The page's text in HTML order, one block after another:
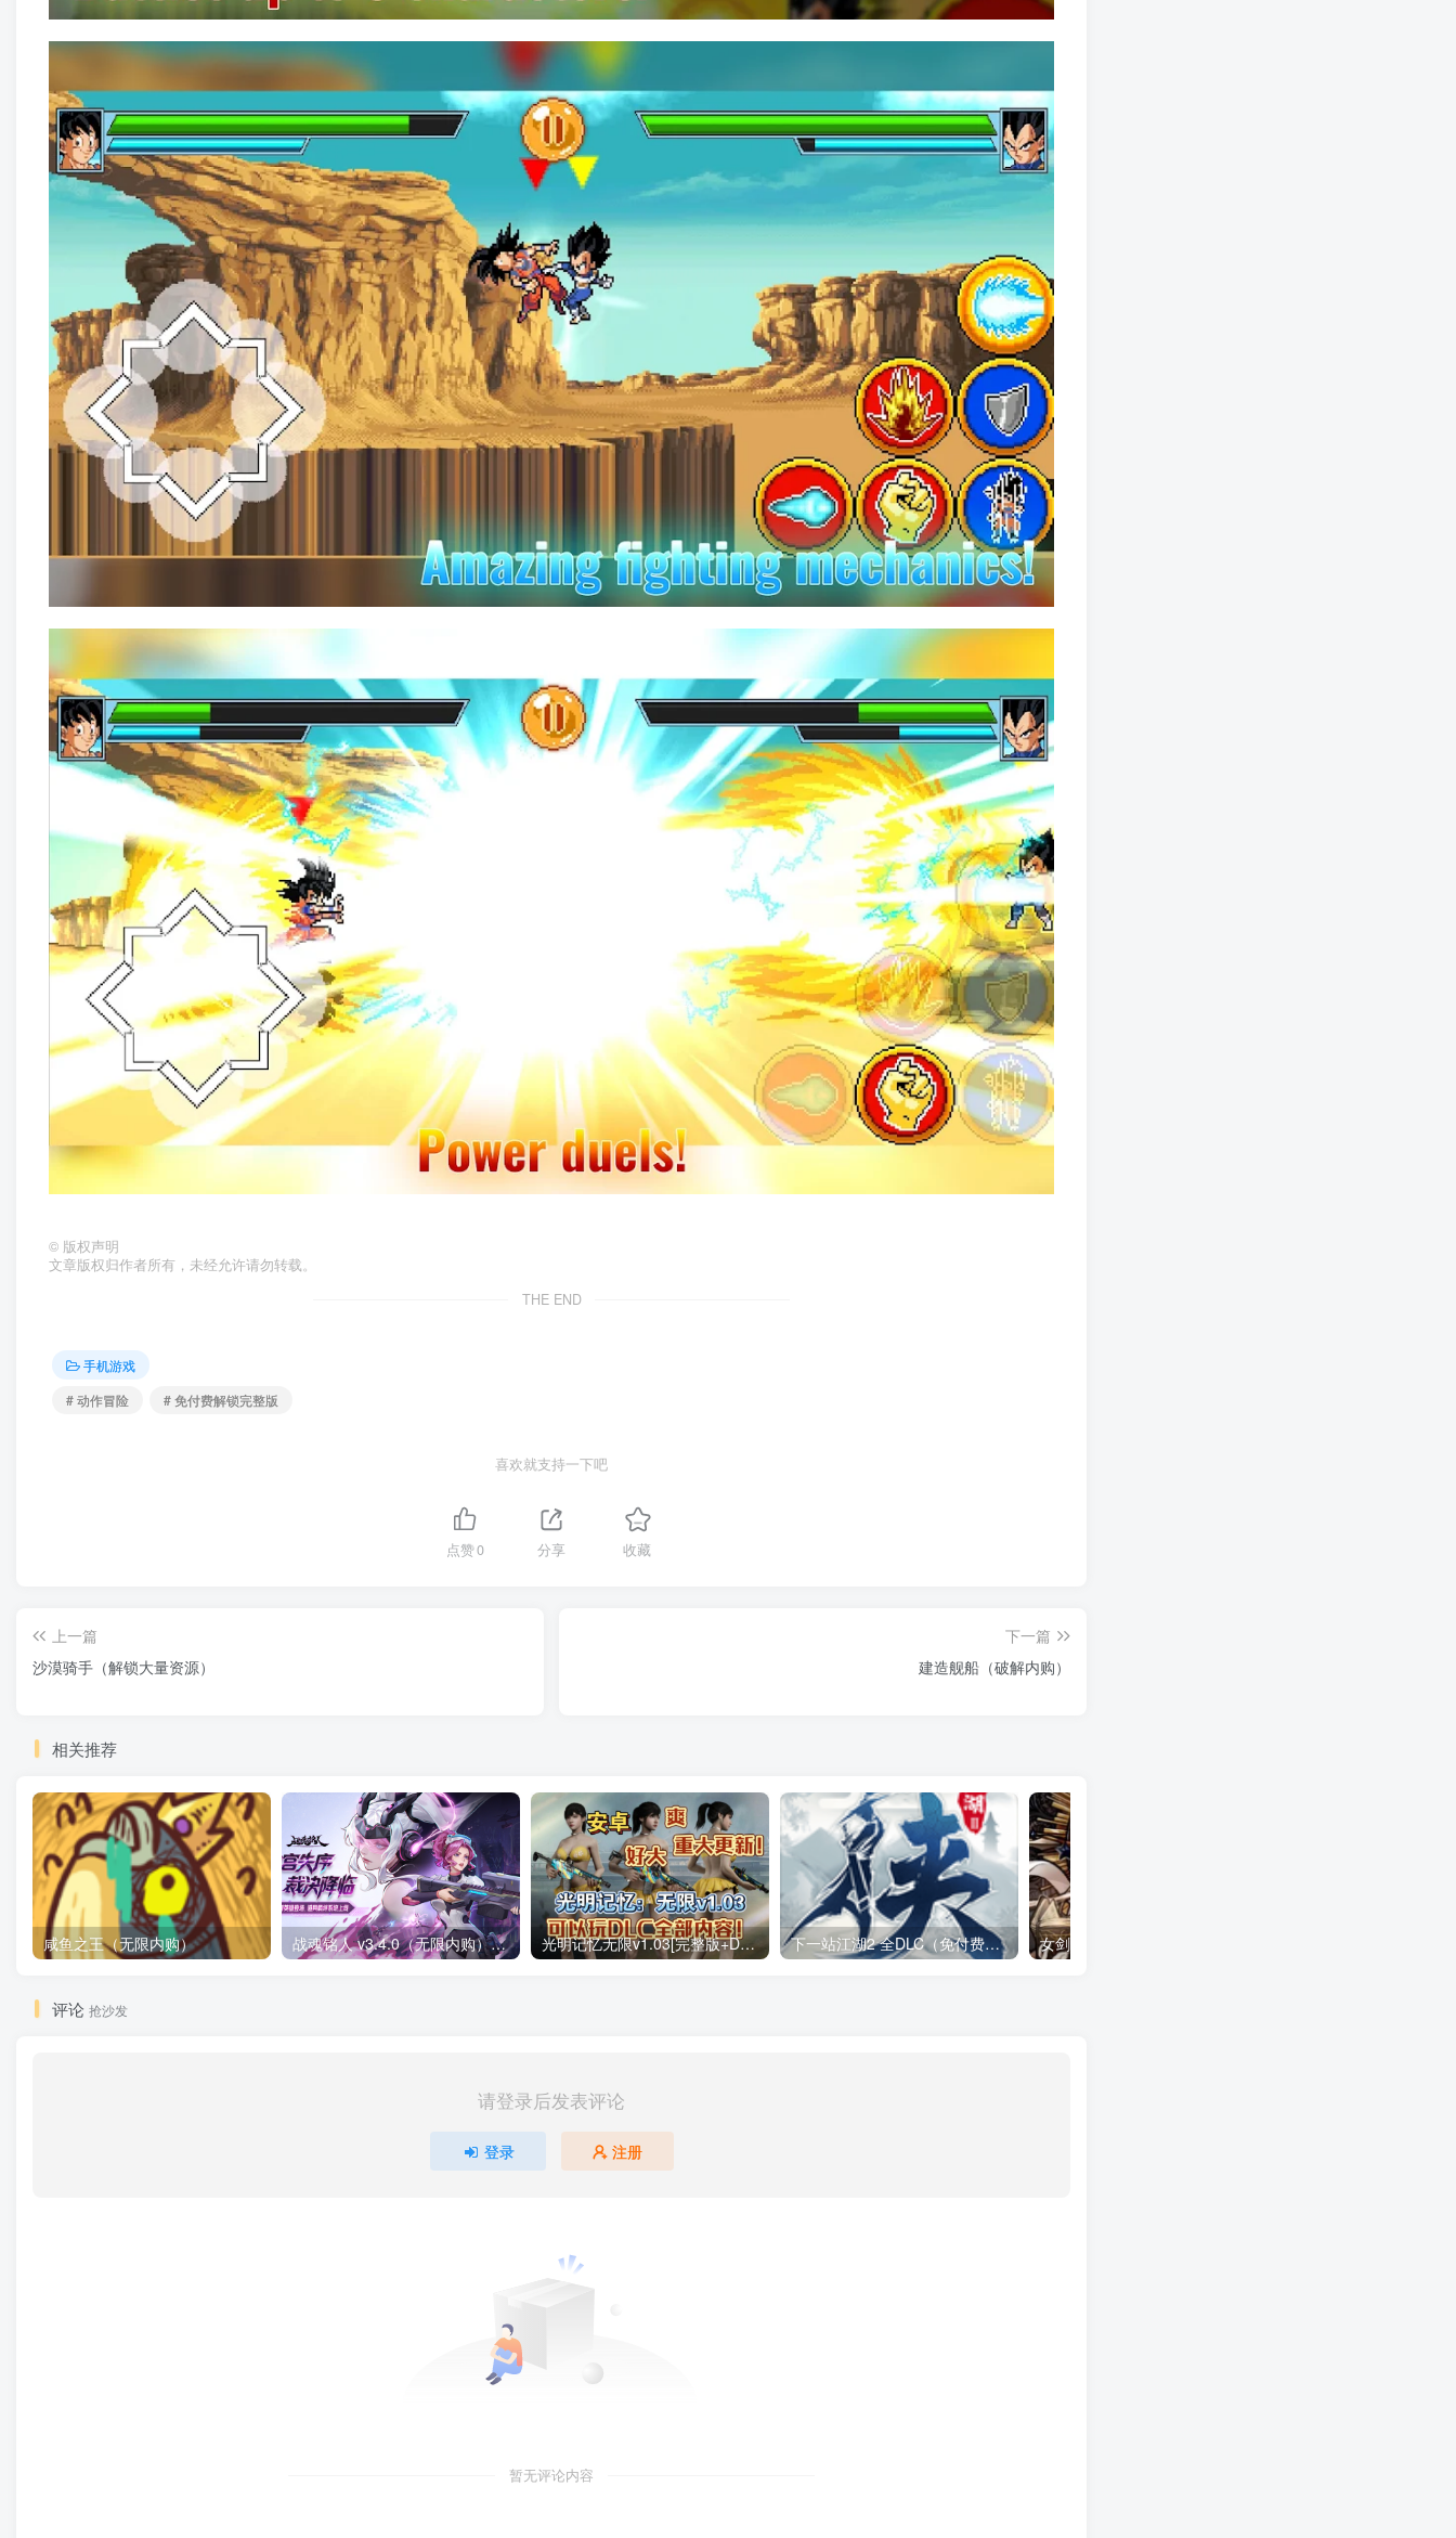
© 版权声明
文章版权归作者所有，未经允许请勿转载。
THE END
手机游戏
# 动作冒险
# 免付费解锁完整版
喜欢就支持一下吧
点赞0 分享 收藏
上一篇
沙漠骑手（解锁大量资源）
下一篇
建造舰船（破解内购）
相关推荐
咸鱼之王（无限内购） 战魂铭人 v3.4.0（无限内购）Steam移植 仙宫失序，裁决降临两名新英雄，来自仙宫城！道具羁绊系统上线！ 光明记忆无限v1.03[完整版+DLC+mod版]Steam移植 下一站江湖2 全DLC（免付费解锁完整版）Steam移植
评论 抢沙发
请登录后发表评论
登录 注册
暂无评论内容